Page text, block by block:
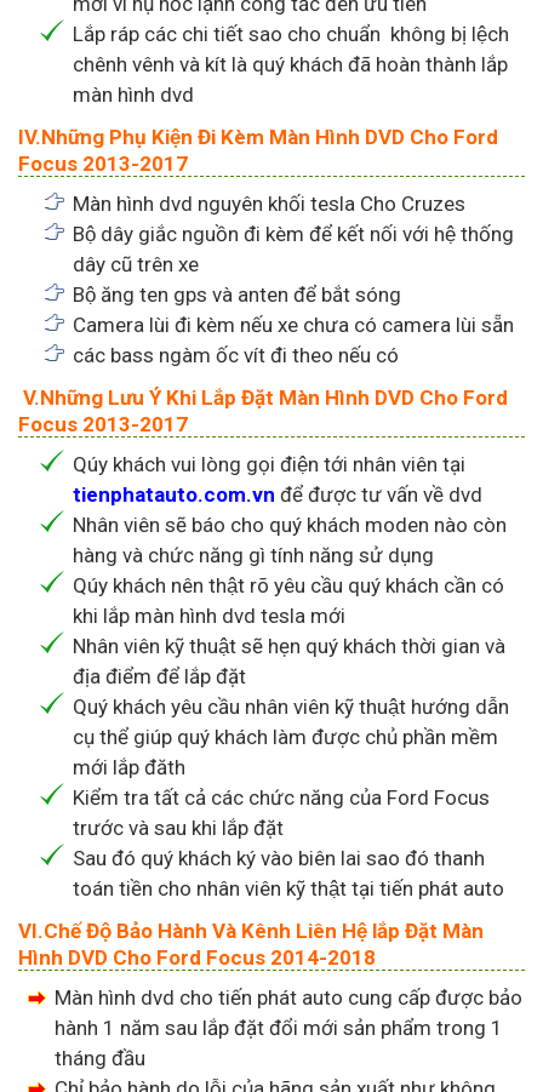
Lắp ráp các chi tiết sao cho chuẩn không bị lệch
chênh vênh và kít là quý khách đã hoàn thành lắp
màn hình dvd
IV.Những Phụ Kiện Đi Kèm Màn Hình DVD Cho Ford
Focus 2013-2017
Màn hình dvd nguyên khối tesla Cho Cruzes
Bộ dây giắc nguồn đi kèm để kết nối với hệ thống
dây cũ trên xe
Bộ ăng ten gps và anten để bắt sóng
Camera lùi đi kèm nếu xe chưa có camera lùi sẵn
các bass ngàm ốc vít đi theo nếu có
V.Những Lưu Ý Khi Lắp Đặt Màn Hình DVD Cho Ford
Focus 2013-2017
Qúy khách vui lòng gọi điện tới nhân viên tại
tienphatauto.com.vn để được tư vấn về dvd
Nhân viên sẽ báo cho quý khách moden nào còn
hàng và chức năng gì tính năng sử dụng
Qúy khách nên thật rõ yêu cầu quý khách cần có
khi lắp màn hình dvd tesla mới
Nhân viên kỹ thuật sẽ hẹn quý khách thời gian và
địa điểm để lắp đặt
Quý khách yêu cầu nhân viên kỹ thuật hướng dẫn
cụ thể giúp quý khách làm được chủ phần mềm
mới lắp đăth
Kiểm tra tất cả các chức năng của Ford Focus
trước và sau khi lắp đặt
Sau đó quý khách ký vào biên lai sao đó thanh
toán tiền cho nhân viên kỹ thật tại tiến phát auto
VI.Chế Độ Bảo Hành Và Kênh Liên Hệ lắp Đặt Màn
Hình DVD Cho Ford Focus 2014-2018
Màn hình dvd cho tiến phát auto cung cấp được bảo
hành 1 năm sau lắp đặt đổi mới sản phẩm trong 1
tháng đầu